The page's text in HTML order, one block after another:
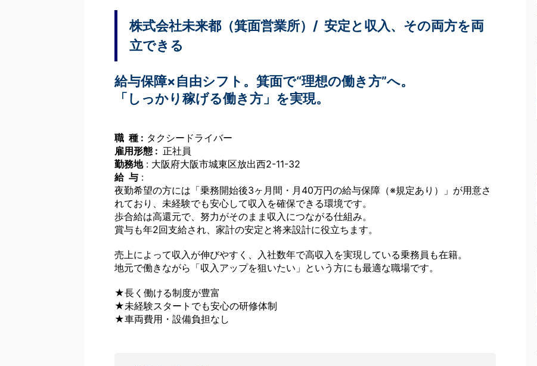
株式会社未来都（箕面営業所）/ 安定と収入、その両方を両
立できる
給与保障×自由シフト。箕面で“理想の働き方”へ。
「しっかり稼げる働き方」を実現。
職 種 : タクシードライバー
雇用形態 : 正社員
勤務地: 大阪府大阪市城東区放出西2-11-32
給 与 :
夜勤希望の方には「乗務開始後3ヶ月間・月40万円の給与保障（※規定あり）」が用意さ
れており、未経験でも安心して収入を確保できる環境です。
歩合給は高還元で、努力がそのまま収入につながる仕組み。
賞与も年2回支給され、家計の安定と将来設計に役立ちます。
売上によって収入が伸びやすく、入社数年で高収入を実現している乗務員も在籍。
地元で働きながら「収入アップを狙いたい」という方にも最適な職場です。
★長く働ける制度が豊富
★未経験スタートでも安心の研修体制
★車両費用・設備負担なし